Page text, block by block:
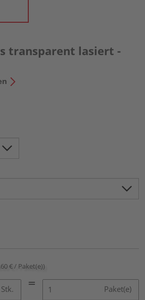
transparent lasiert -
€ / Paket(e))
Stk. Paket(e)